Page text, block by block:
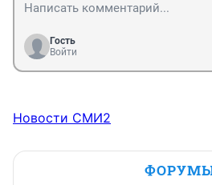
Гость
Войти
Новости СМИ2